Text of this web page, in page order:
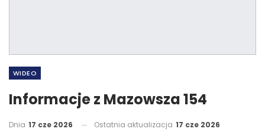
WIDEO
Informacje z Mazowsza 154
Dnia 17 cze 2026 Ostatnia aktualizacja 17 cze 2026